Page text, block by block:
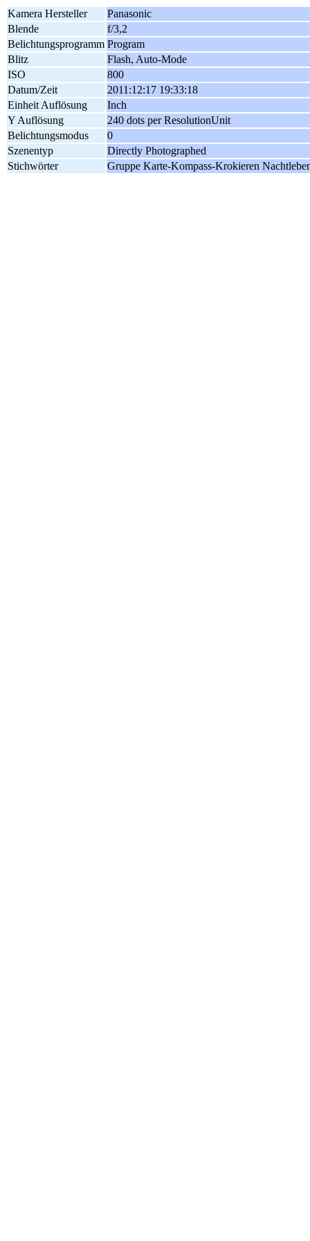
Kamera Hersteller
Panasonic
Blende
f/3,2
Belichtungsprogramm Program
Blitz
Flash, Auto-Mode
ISO
800
Datum/Zeit
2011:12:17 19:33:18
Einheit Auflösung
Inch
Y Auflösung
240 dots per ResolutionUnit
Belichtungsmodus
0
Szenentyp
Directly Photographed
Stichwörter
Gruppe Karte-Kompass-Krokieren